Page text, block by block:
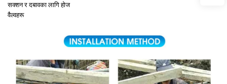
सक्शन र दबावका लागि होज
वैल्वहरू